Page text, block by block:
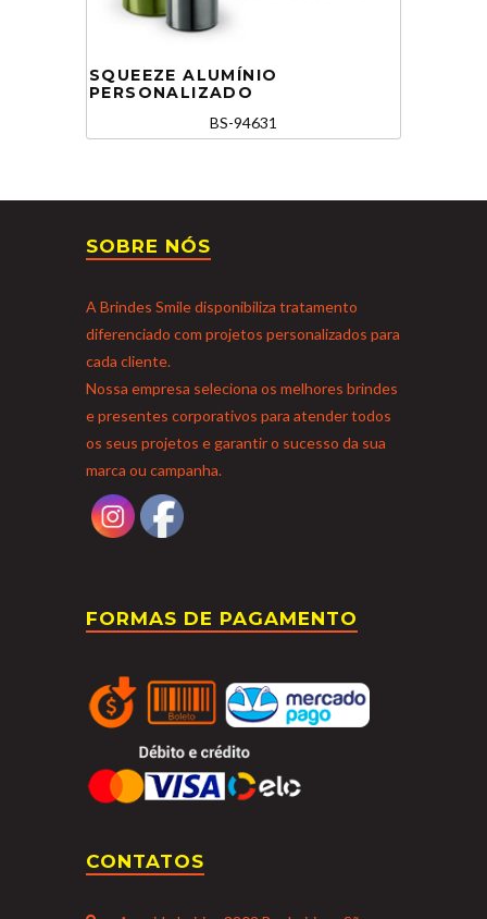
SQUEEZE ALUMÍNIO
PERSONALIZADO
BS-94631
SOBRE NÓS
A Brindes Smile disponibiliza tratamento
diferenciado com projetos personalizados para
cada cliente.
Nossa empresa seleciona os melhores brindes
e presentes corporativos para atender todos
os seus projetos e garantir o sucesso da sua
marca ou campanha.
FORMAS DE PAGAMENTO
CONTATOS